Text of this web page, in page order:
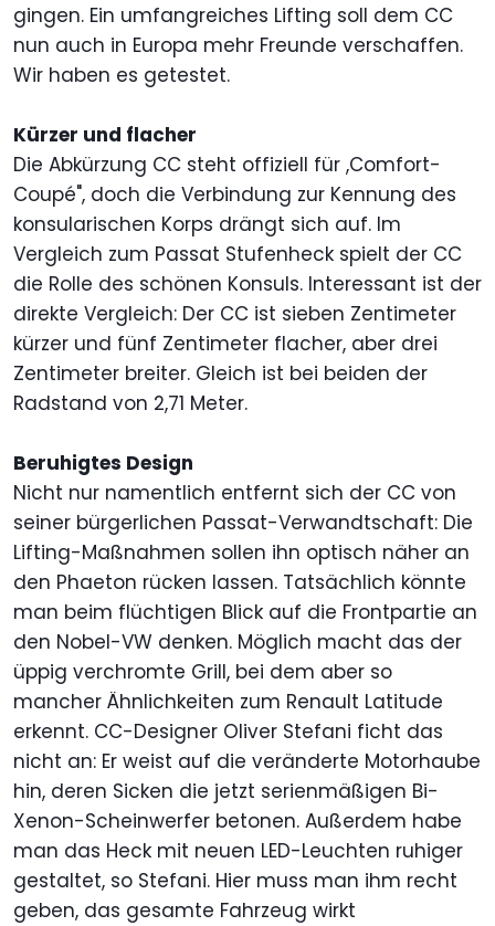
gingen. Ein umfangreiches Lifting soll dem CC
nun auch in Europa mehr Freunde verschaffen.
Wir haben es getestet.
Kürzer und flacher
Die Abkürzung CC steht offiziell für ,Comfort-
Coupé", doch die Verbindung zur Kennung des
konsularischen Korps drängt sich auf. Im
Vergleich zum Passat Stufenheck spielt der CC
die Rolle des schönen Konsuls. Interessant ist der
direkte Vergleich: Der CC ist sieben Zentimeter
kürzer und fünf Zentimeter flacher, aber drei
Zentimeter breiter. Gleich ist bei beiden der
Radstand von 2,71 Meter.
Beruhigtes Design
Nicht nur namentlich entfernt sich der CC von
seiner bürgerlichen Passat-Verwandtschaft: Die
Lifting-Maßnahmen sollen ihn optisch näher an
den Phaeton rücken lassen. Tatsächlich könnte
man beim flüchtigen Blick auf die Frontpartie an
den Nobel-VW denken. Möglich macht das der
üppig verchromte Grill, bei dem aber so
mancher Ähnlichkeiten zum Renault Latitude
erkennt. CC-Designer Oliver Stefani ficht das
nicht an: Er weist auf die veränderte Motorhaube
hin, deren Sicken die jetzt serienmäßigen Bi-
Xenon-Scheinwerfer betonen. Außerdem habe
man das Heck mit neuen LED-Leuchten ruhiger
gestaltet, so Stefani. Hier muss man ihm recht
geben, das gesamte Fahrzeug wirkt